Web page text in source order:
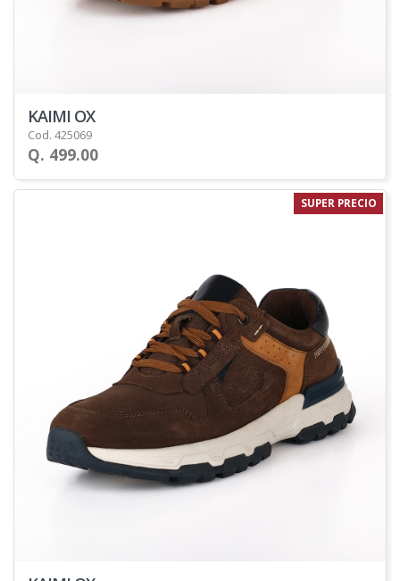
KAIMI OX
Cod. 425069
Q. 499.00
SUPER PRECIO